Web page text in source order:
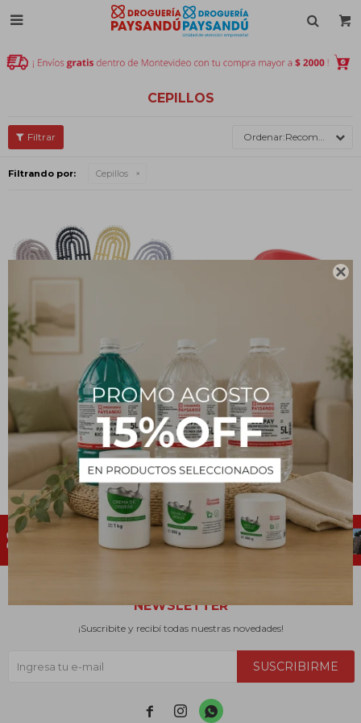


CEPILLOS
Recomendados
Filtrando por: Cepillos
Cepillo para cabellos
$ 120
Pala de mano con cepillo
$ 192
NEWSLETTER
¡Suscribite y recibí todas nuestras novedades!
SUSCRIBIRME
  